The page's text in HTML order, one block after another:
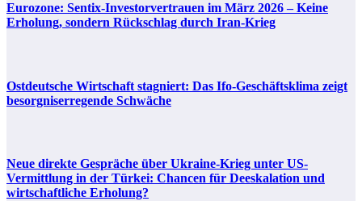
Eurozone: Sentix-Investorvertrauen im März 2026 – Keine
Erholung, sondern Rückschlag durch Iran-Krieg
Ostdeutsche Wirtschaft stagniert: Das Ifo-Geschäftsklima zeigt
besorgniserregende Schwäche
Neue direkte Gespräche über Ukraine-Krieg unter US-
Vermittlung in der Türkei: Chancen für Deeskalation und
wirtschaftliche Erholung?